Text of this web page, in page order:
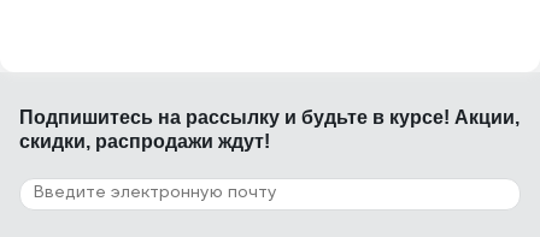
Подпишитесь на рассылку и будьте в курсе! Акции,
скидки, распродажи ждут!